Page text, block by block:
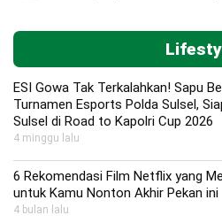
ESI Gowa Tak Terkalahkan! Sapu
Turnamen Esports Polda Sulsel,
Sulsel di Road to Kapolri Cup 2026
4 minggu lalu
6 Rekomendasi Film Netflix yang
untuk Kamu Nonton Akhir Pekan ini
4 bulan lalu